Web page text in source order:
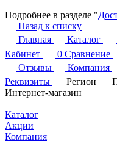
Подробнее в разделе "
Назад к списку
Главная
Каталог
Кабинет
0 Сравнение
Отзывы
Компания
Реквизиты
Регион
Интернет-магазин
Каталог
Акции
Компания